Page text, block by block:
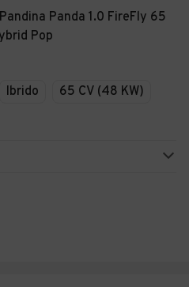
Panda 1.0 FireFly 65
Pop
Ibrido
65 CV (48 KW)